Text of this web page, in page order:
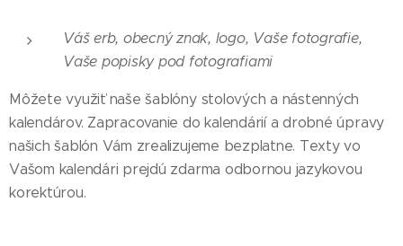
Váš erb, obecný znak, logo, Vaše fotografie,
Vaše popisky pod fotografiami
Môžete využiť naše šablóny stolových a nástenných
kalendárov. Zapracovanie do kalendárií a drobné úpravy
našich šablón Vám zrealizujeme bezplatne. Texty vo
Vašom kalendári prejdú zdarma odbornou jazykovou
korektúrou.